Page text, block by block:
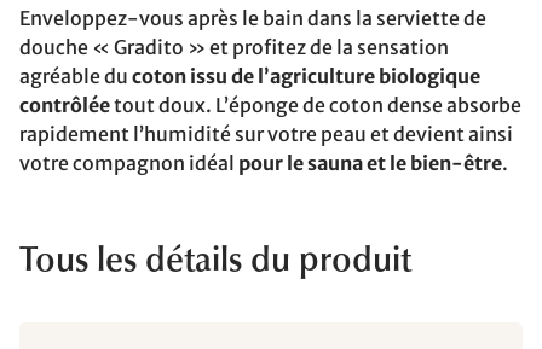
Enveloppez-vous après le bain dans la serviette de
douche « Gradito » et profitez de la sensation
agréable du coton issu de l’agriculture biologique
contrôléetout doux. L’éponge de coton dense absorbe
rapidement l’humidité sur votre peau et devient ainsi
votre compagnon idéal pour le sauna et le bien-être.
Tous les détails du produit